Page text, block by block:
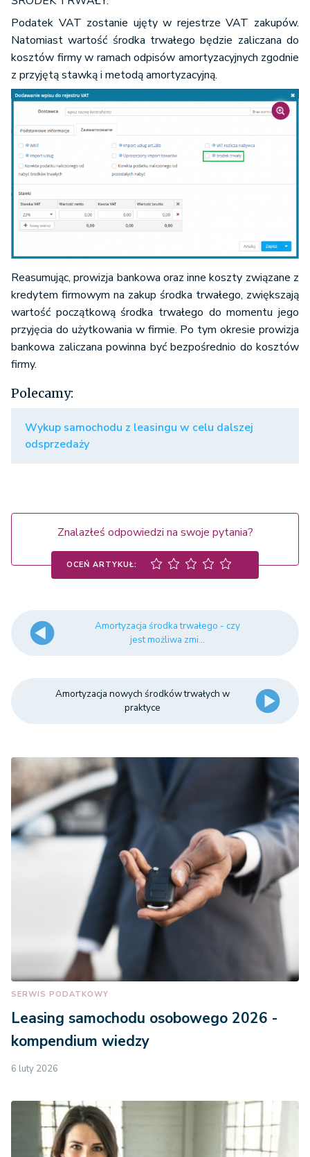
Podatek VAT zostanie ujęty w rejestrze VAT zakupów.
Natomiast wartość środka trwałego będzie zaliczana do
kosztów firmy w ramach odpisów amortyzacyjnych zgodnie
z przyjętą stawką i metodą amortyzacyjną.
Reasumując, prowizja bankowa oraz inne koszty związane z
kredytem firmowym na zakup środka trwałego, zwiększają
wartość początkową środka trwałego do momentu jego
przyjęcia do użytkowania w firmie. Po tym okresie prowizja
bankowa zaliczana powinna być bezpośrednio do kosztów
firmy.
Polecamy:
Wykup samochodu z leasingu w celu dalszej
odsprzedaży
Znalazłeś odpowiedzi na swoje pytania?
OCEŃ ARTYKUŁ:
Amortyzacja środka trwałego - czy
jest możliwa zmi...
Amortyzacja nowych środków trwałych w
praktyce
SERWIS PODATKOWY
Leasing samochodu osobowego 2026 -
kompendium wiedzy
6 luty 2026